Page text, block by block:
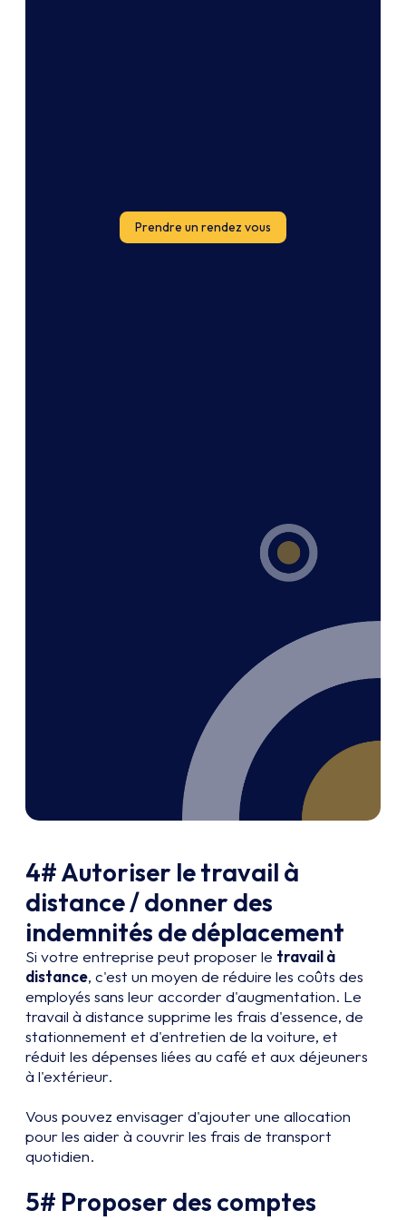
Prendre un rendez vous
4# Autoriser le travail à
distance / donner des
indemnités de déplacement
Si votre entreprise peut proposer le travail à
distance, c'est un moyen de réduire les coûts des
employés sans leur accorder d'augmentation. Le
travail à distance supprime les frais d'essence, de
stationnement et d'entretien de la voiture, et
réduit les dépenses liées au café et aux déjeuners
à l'extérieur.
Vous pouvez envisager d'ajouter une allocation
pour les aider à couvrir les frais de transport
quotidien.
5# Proposer des comptes